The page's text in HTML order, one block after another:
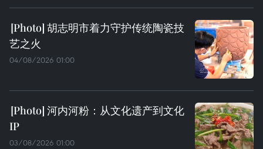
胡志明市着力守护传统陶瓷技
艺之火
04/08/2026 01:00
河内河粉：从文化遗产到文化
IP
03/08/2026 01:00